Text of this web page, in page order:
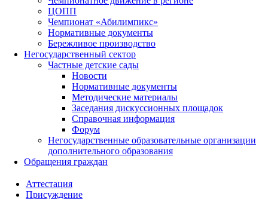
ЦОПП
Чемпионат «Абилимпикс»
Нормативные документы
Бережливое производство
Негосударственный сектор
Частные детские сады
Новости
Нормативные документы
Методические материалы
Заседания дискуссионных площадок
Справочная информация
Форум
Негосударственные образовательные организации
дополнительного образования
Обращения граждан
Аттестация
Присуждение